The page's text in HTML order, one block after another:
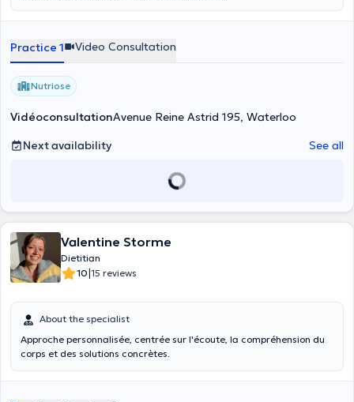
Practice 1 Video Consultation
Nutriose
VidéoconsultationAvenue Reine Astrid 195, Waterloo
Next availability
See all
Valentine Storme
Dietitian
10|15 reviews
About the specialist
Approche personnalisée, centrée sur l'écoute, la compréhension du
corps et des solutions concrètes.